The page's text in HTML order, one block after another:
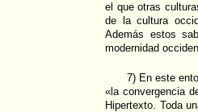
el que otras
de la cultura
Además estos
modernidad
7) En este
«la convergencia
Hipertexto. Toda